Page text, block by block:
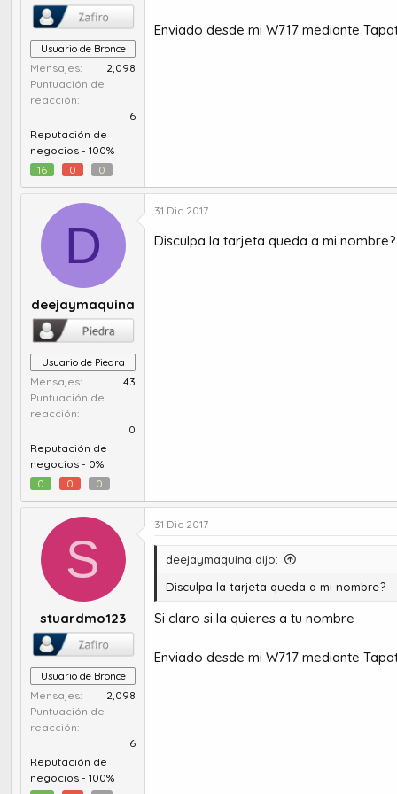
Usuario de Bronce
Mensajes
2,098
Puntuación de
reacción
6
Reputación de
negocios - 100%
16
0 0
Enviado desde mi W717 mediante
D
deejaymaquina
Usuario de Piedra
Mensajes
43
Puntuación de
reacción
0
Reputación de
negocios - 0%
0
0 0
31 Dic 2017
Disculpa la tarjeta queda a mi nombre?
S
stuardmo123
Usuario de Bronce
Mensajes
2,098
Puntuación de
reacción
6
Reputación de
negocios - 100%
31 Dic 2017
deejaymaquina dijo:
Disculpa la tarjeta queda a mi nombre?
Si claro si la quieres a tu nombre
Enviado desde mi W717 mediante